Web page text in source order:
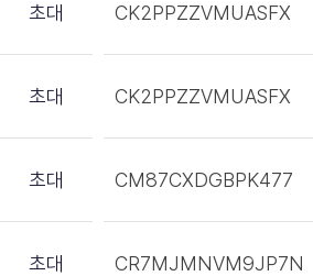
초대 CK2PPZZVMUASFX
초대 CK2PPZZVMUASFX
초대 CM87CXDGBPK477
초대 CR7MJMNVM9JP7N